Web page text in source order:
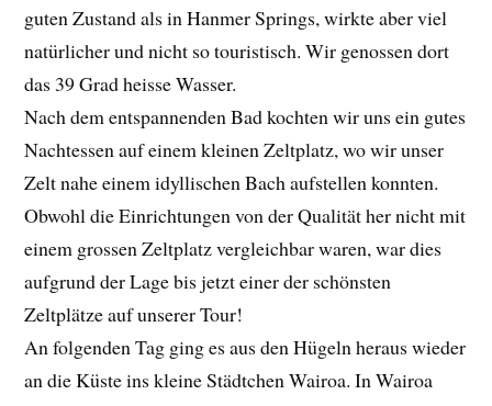
guten Zustand als in Hanmer Springs, wirkte aber viel
natürlicher und nicht so touristisch. Wir genossen dort
das 39 Grad heisse Wasser.
Nach dem entspannenden Bad kochten wir uns ein gutes
Nachtessen auf einem kleinen Zeltplatz, wo wir unser
Zelt nahe einem idyllischen Bach aufstellen konnten.
Obwohl die Einrichtungen von der Qualität her nicht mit
einem grossen Zeltplatz vergleichbar waren, war dies
aufgrund der Lage bis jetzt einer der schönsten
Zeltplätze auf unserer Tour!
An folgenden Tag ging es aus den Hügeln heraus wieder
an die Küste ins kleine Städtchen Wairoa. In Wairoa